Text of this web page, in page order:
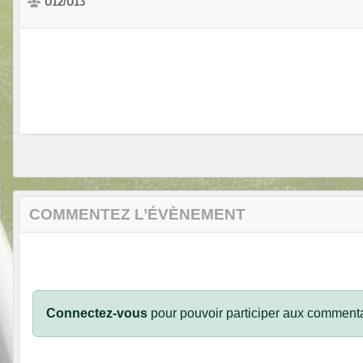
COMMENTEZ L’ÉVÈNEMENT
Connectez-vous pour pouvoir participer aux